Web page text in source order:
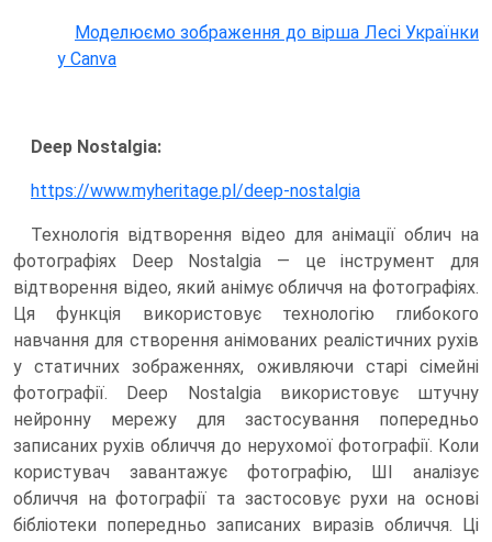
Моделюємо зображення до вірша Лесі Українки
у Canva
Deep Nostalgia:
https://www.myheritage.pl/deep-nostalgia
Технологія відтворення відео для анімації облич на
фотографіях Deep Nostalgia — це інструмент для
відтворення відео, який анімує обличчя на фотографіях.
Ця функція використовує технологію глибокого
навчання для створення анімованих реалістичних рухів
у статичних зображеннях, оживляючи старі сімейні
фотографії. Deep Nostalgia використовує штучну
нейронну мережу для застосування попередньо
записаних рухів обличчя до нерухомої фотографії. Коли
користувач завантажує фотографію, ШІ аналізує
обличчя на фотографії та застосовує рухи на основі
бібліотеки попередньо записаних виразів обличчя. Ці